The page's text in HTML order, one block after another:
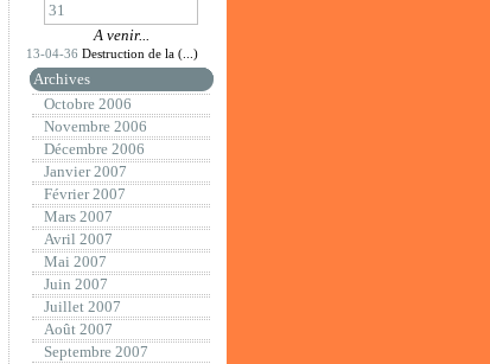
31
A venir...
13-04-36 Destruction de la (...)
Archives
Octobre 2006
Novembre 2006
Décembre 2006
Janvier 2007
Février 2007
Mars 2007
Avril 2007
Mai 2007
Juin 2007
Juillet 2007
Août 2007
Septembre 2007